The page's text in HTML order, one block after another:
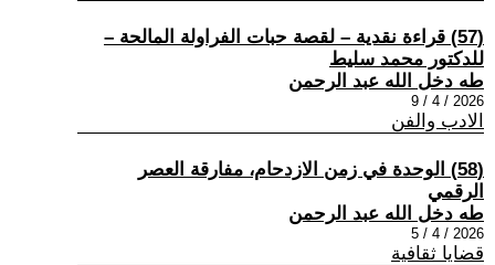
(57) قراءة نقدية – لقصة حبات الفراولة المالحة –
للدكتور محمد سليط
طه دخل الله عبد الرحمن
2026 / 4 / 9
الادب والفن
(58) الوحدة في زمن الازدحام، مفارقة العصر
الرقمي
طه دخل الله عبد الرحمن
2026 / 4 / 5
قضايا ثقافية